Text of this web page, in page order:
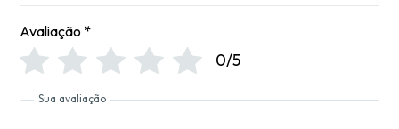
Avaliação *
0/5
Sua avaliação